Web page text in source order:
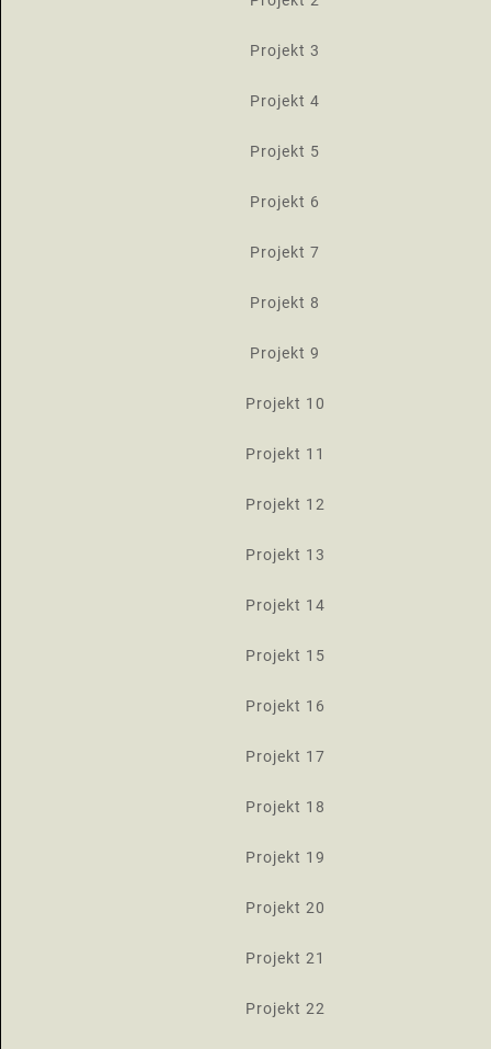
Projekt 3
Projekt 4
Projekt 5
Projekt 6
Projekt 7
Projekt 8
Projekt 9
Projekt 10
Projekt 11
Projekt 12
Projekt 13
Projekt 14
Projekt 15
Projekt 16
Projekt 17
Projekt 18
Projekt 19
Projekt 20
Projekt 21
Projekt 22